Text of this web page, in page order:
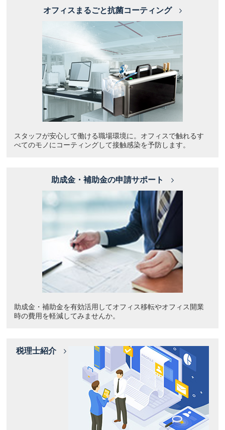
オフィスまるごと抗菌コーティング
スタッフが安心して働ける職場環境に。オフィスで触れるす
べてのモノにコーティングして接触感染を予防します。
助成金・補助金の申請サポート
助成金・補助金を有効活用してオフィス移転やオフィス開業
時の費用を軽減してみませんか。
税理士紹介